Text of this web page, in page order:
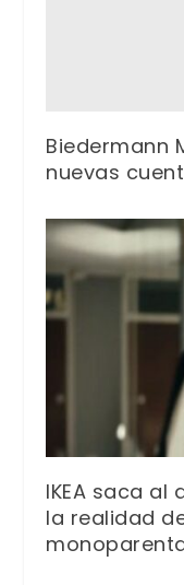
Biedermann
nuevas
IKEA saca
la realidad